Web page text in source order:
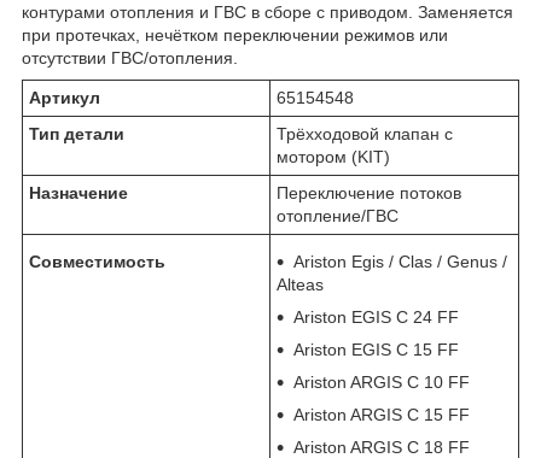
контурами отопления и ГВС в сборе с приводом. Заменяется
при протечках, нечётком переключении режимов или
отсутствии ГВС/отопления.
Артикул
65154548
Тип детали
Трёхходовой клапан с
мотором (KIT)
Назначение
Переключение потоков
отопление/ГВС
Совместимость
Ariston Egis / Clas / Genus /
Alteas
Ariston EGIS C 24 FF
Ariston EGIS C 15 FF
Ariston ARGIS C 10 FF
Ariston ARGIS C 15 FF
Ariston ARGIS C 18 FF